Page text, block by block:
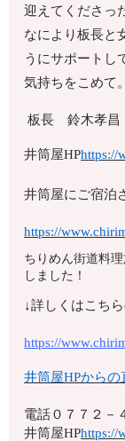
迎えてくださっ
なにより板長と
うにサポートし
気持ちをこめて。
板長 鈴木孝
井筒屋HPhttps://
井筒屋にご宿泊
https://
ちりめん街道料
しました！
↓詳しくはこち
https://
井筒屋HPから
電話０７７２－
井筒屋HPhttps://